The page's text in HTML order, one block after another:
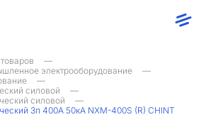
электрооборудование
силовой
силовой
3п 400А 50кА NXM-400S (R) CHINT